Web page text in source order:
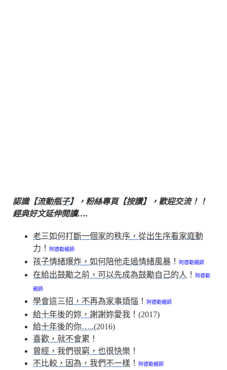
認識【流動瓶子】，粉絲專頁【按讚】，歡迎交流！！
經典好文延伸閱讀….
老三如何打斷一個家的秩序，從出生序看家庭動
力 ！ 阿德勒親師
孩子情緒爆炸，如何陪他走過情緒風暴 ！ 阿德勒親師
在給出鼓勵之前，可以先成為鼓勵自己的人 ！ 阿德勒
親師
學會這三招，不再為家事煩惱 ！ 阿德勒親師
給十年後的妳，謝謝妳愛我 ！(2017)
給十年後的你…..(2016)
喜歡，就不會累 ！
曾經，我們很窮，也很快樂 ！
不比較，因為，我們不一樣 ！ 阿德勒親師